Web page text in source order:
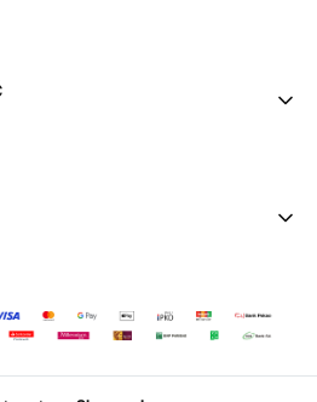
koszyku: 0. Zobacz szczegóły